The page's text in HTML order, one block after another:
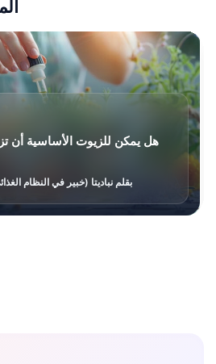
هل يمكن للزيوت الأساسية أن
بقلم نباديتا (خبير في النظام